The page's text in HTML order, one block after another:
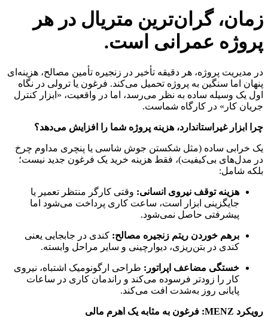
زمان، گران‌ترین متریال در هر
پروژه عمرانی است.
در مدیریت پروژه، هر دقیقه تأخیر در زنجیره تأمین مصالح، هزینه‌ای
پنهان اما سنگین به پروژه تحمیل می‌کند. فرغون یا ترولی در نگاه
اول یک وسیله ساده به نظر می‌رسد، اما در واقعیت، «ابزار کنترل
جریان کار» در کارگاه شماست.
چرا ابزار غیراستاندارد، هزینه پروژه شما را افزایش می‌دهد؟
یک خرابی ساده (مثل شکستن جوش شاسی یا پنچری مداوم چرخ
در مدل‌های بی‌کیفیت)، فقط هزینه خرید یک فرغون جدید نیست؛
بلکه شامل:
هزینه توقف نیروی انسانی: وقتی کارگر منتظر تعمیر یا
جایگزینی ابزار است، ساعت کاری پرداخت می‌شود اما
پیشرفتی حاصل نمی‌شود.
برهم خوردن ریتم زنجیره مصالح: کندی در جابجایی یعنی
کندی در بتن‌ریزی، دیوارچینی و سایر مراحل وابسته.
خستگی مضاعف اپراتور: طراحی ارگونومیک اشتباه، نیروی
کار را زودتر فرسوده می‌کند و راندمان کاری در ساعات
پایانی روز به‌شدت افت می‌کند.
رویکرد MENZ: فرغون به مثابه یک اهرم مالی